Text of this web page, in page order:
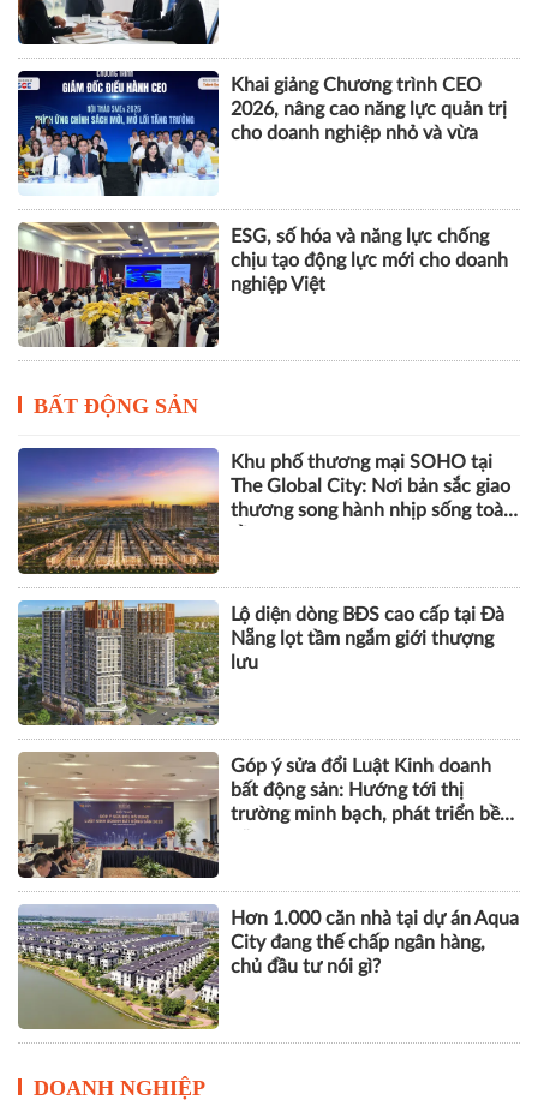
Khai giảng Chương trình CEO
2026, nâng cao năng lực quản trị
cho doanh nghiệp nhỏ và vừa
ESG, số hóa và năng lực chống
chịu tạo động lực mới cho doanh
nghiệp Việt
BẤT ĐỘNG SẢN
Khu phố thương mại SOHO tại
The Global City: Nơi bản sắc giao
thương song hành nhịp sống toàn
Lộ diện dòng BĐS cao cấp tại Đà
Nẵng lọt tầm ngắm giới thượng
lưu
Góp ý sửa đổi Luật Kinh doanh
bất động sản: Hướng tới thị
trường minh bạch, phát triển bền
Hơn 1.000 căn nhà tại dự án Aqua
City đang thế chấp ngân hàng,
chủ đầu tư nói gì?
DOANH NGHIỆP